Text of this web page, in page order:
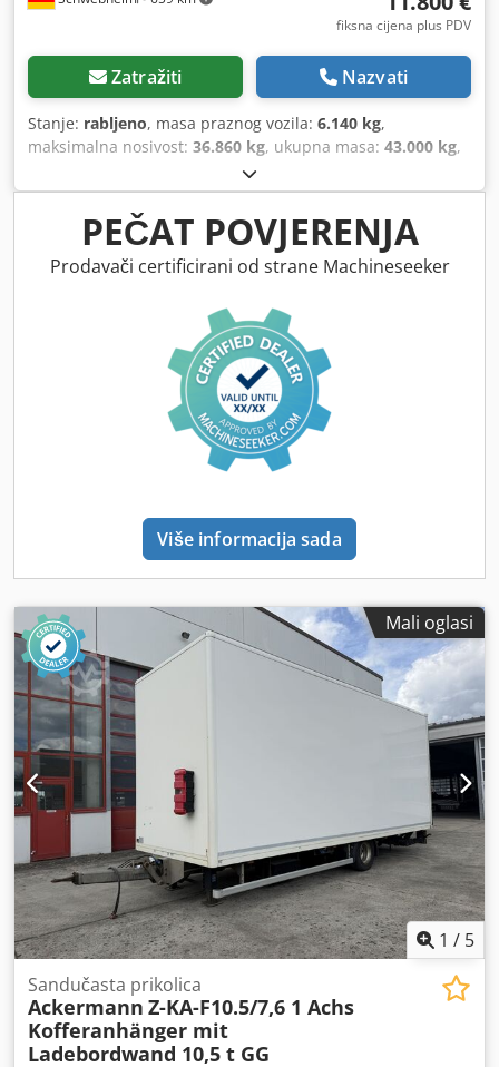
fiksna cijena plus PDV
Zatražiti Nazvati
Stanje: rabljeno, masa praznog vozila: 6.140 kg,
maksimalna nosivost: 36.860 kg, ukupna masa: 43.000 kg,
3 osovine
ovjes:zrak, dimenzija gume:235/75R17,5, boja:drugo,
vrsta prijenosa: drugo , veličina prednje gume:
235/75R17,5, veličina stražnje gume:235/75R17,5,
vozačeva kabina:drugo, emisijska klasa:nijedan, Oprema:
PEČAT POVJERENJA
Prodavači certificirani od strane Machineseeker
Više informacija sada
Mali oglasi
1 / 5
Sandučasta prikolica
Ackermann Z-KA-F10.5/7,6 1 Achs
Kofferanhänger mit
Ladebordwand 10,5 t GG